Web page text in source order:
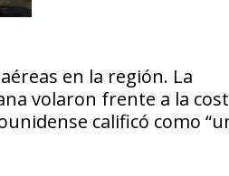
en la región. La
volaron frente a la
calificó como